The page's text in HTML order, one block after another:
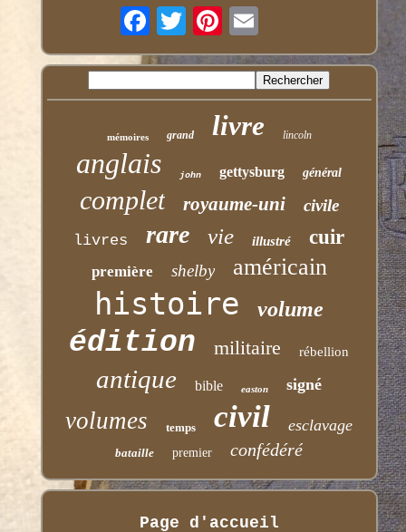
mémoires grand livre lincoln
anglais john gettysburg général
complet royaume-uni civile
livres rare vie illustré cuir
première shelby américain
histoire volume
édition militaire rébellion
antique bible easton signé
volumes temps civil esclavage
bataille premier confédéré
Page d'accueil